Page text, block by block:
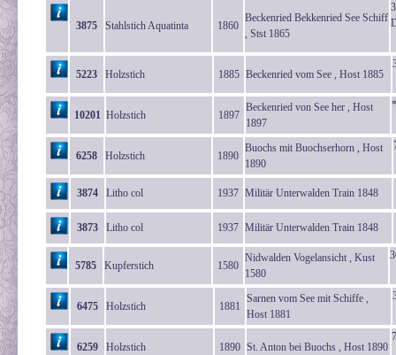
3875 Stahlstich Aquatinta 1860
Beckenried Bekkenried See Schiff
, Stst 1865
5223 Holzstich 1885 Beckenried vom See , Host 1885
10201 Holzstich 1897
Beckenried von See her , Host
1897
6258 Holzstich 1890
Buochs mit Buochserhorn , Host
1890
3874 Litho col 1937 Militär Unterwalden Train 1848
3873 Litho col 1937 Militär Unterwalden Train 1848
5785 Kupferstich 1580
Nidwalden Vogelansicht , Kust
1580
6475 Holzstich 1881
Sarnen vom See mit Schiffe ,
Host 1881
6259 Holzstich 1890 St. Anton bei Buochs , Host 1890